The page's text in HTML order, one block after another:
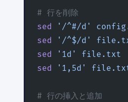
# 行を削除
sed '/^#/d'
sed '/^$/d'
sed '1d' file.txt
sed '1,5d'
# 行の挿入と追加